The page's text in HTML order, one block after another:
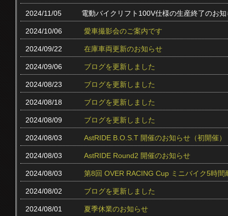
2024/11/05 電動バイクリフト100V仕様の生産終了のお知
2024/10/06 愛車撮影会のご案内です
2024/09/22 在庫車両更新のお知らせ
2024/09/06 ブログを更新しました
2024/08/23 ブログを更新しました
2024/08/18 ブログを更新しました
2024/08/09 ブログを更新しました
2024/08/03 AstRIDE B.O.S.T 開催のお知らせ（初開催）
2024/08/03 AstRIDE Round2 開催のお知らせ
2024/08/03 第8回 OVER RACING Cup ミニバイク5時
2024/08/02 ブログを更新しました
2024/08/01 夏季休業のお知らせ